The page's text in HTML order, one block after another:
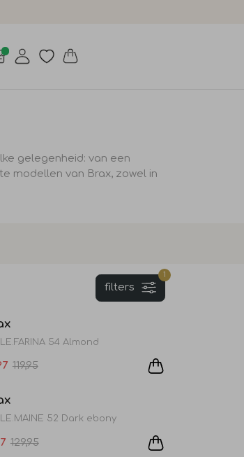
gelegenheid: van een
modellen van Brax, zowel in
1
filters
54 Almond
119,95
Sale
52 Dark ebony
129,95